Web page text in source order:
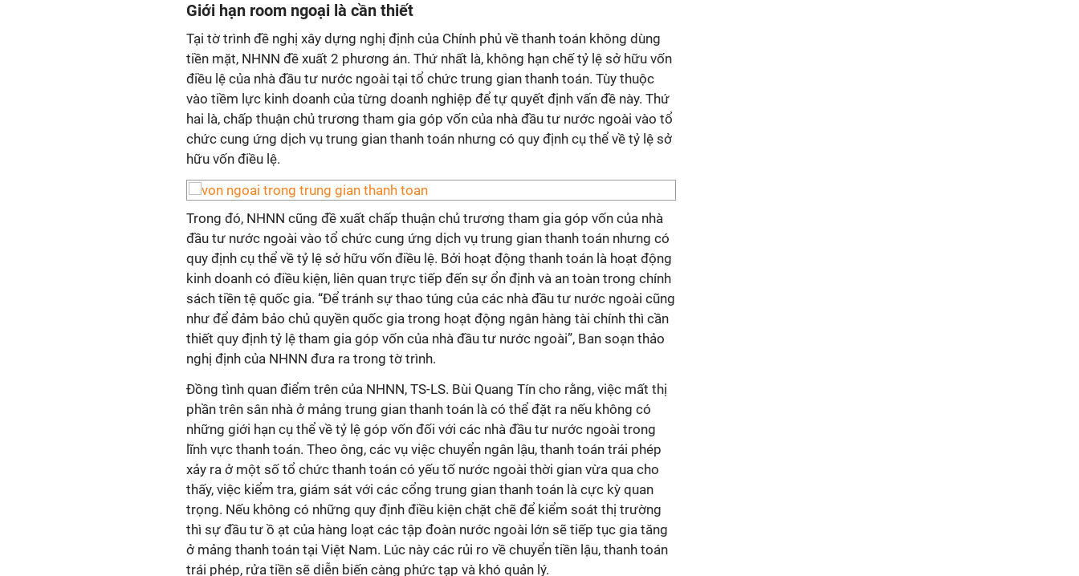
Giới hạn room ngoại là cần thiết
Tại tờ trình đề nghị xây dựng nghị định của Chính phủ về thanh toán không dùng
tiền mặt, NHNN đề xuất 2 phương án. Thứ nhất là, không hạn chế tỷ lệ sở hữu vốn
điều lệ của nhà đầu tư nước ngoài tại tổ chức trung gian thanh toán. Tùy thuộc
vào tiềm lực kinh doanh của từng doanh nghiệp để tự quyết định vấn đề này. Thứ
hai là, chấp thuận chủ trương tham gia góp vốn của nhà đầu tư nước ngoài vào tổ
chức cung ứng dịch vụ trung gian thanh toán nhưng có quy định cụ thể về tỷ lệ sở
hữu vốn điều lệ.
Trong đó, NHNN cũng đề xuất chấp thuận chủ trương tham gia góp vốn của nhà
đầu tư nước ngoài vào tổ chức cung ứng dịch vụ trung gian thanh toán nhưng có
quy định cụ thể về tỷ lệ sở hữu vốn điều lệ. Bởi hoạt động thanh toán là hoạt động
kinh doanh có điều kiện, liên quan trực tiếp đến sự ổn định và an toàn trong chính
sách tiền tệ quốc gia. “Để tránh sự thao túng của các nhà đầu tư nước ngoài cũng
như để đảm bảo chủ quyền quốc gia trong hoạt động ngân hàng tài chính thì cần
thiết quy định tỷ lệ tham gia góp vốn của nhà đầu tư nước ngoài”, Ban soạn thảo
nghị định của NHNN đưa ra trong tờ trình.
Đồng tình quan điểm trên của NHNN, TS-LS. Bùi Quang Tín cho rằng, việc mất thị
phần trên sân nhà ở mảng trung gian thanh toán là có thể đặt ra nếu không có
những giới hạn cụ thể về tỷ lệ góp vốn đối với các nhà đầu tư nước ngoài trong
lĩnh vực thanh toán. Theo ông, các vụ việc chuyển ngân lậu, thanh toán trái phép
xảy ra ở một số tổ chức thanh toán có yếu tố nước ngoài thời gian vừa qua cho
thấy, việc kiểm tra, giám sát với các cổng trung gian thanh toán là cực kỳ quan
trọng. Nếu không có những quy định điều kiện chặt chẽ để kiểm soát thị trường
thì sự đầu tư ồ ạt của hàng loạt các tập đoàn nước ngoài lớn sẽ tiếp tục gia tăng
ở mảng thanh toán tại Việt Nam. Lúc này các rủi ro về chuyển tiền lậu, thanh toán
trái phép, rửa tiền sẽ diễn biến càng phức tạp và khó quản lý.